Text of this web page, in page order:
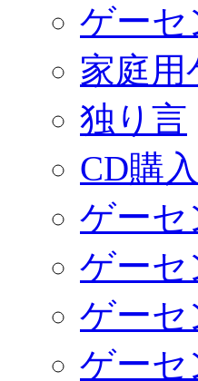
ゲーセ
家庭用
独り言
CD購
ゲーセ
ゲーセ
ゲーセ
ゲーセ